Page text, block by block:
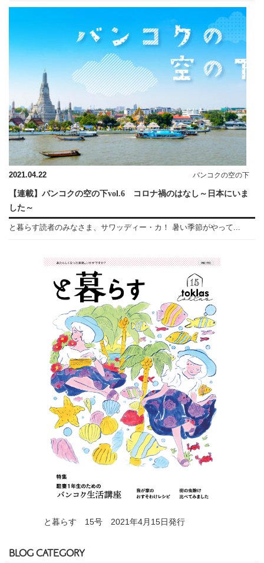
2021.04.22 バンコクの空の下
【連載】バンコクの空の下vol.6 コロナ禍のはなし～日本にいま
した～
と暮らす読者のみなさま、サワッディー・カ！ 暑い季節がやって...
と暮らす 15号 2021年4月15日発行
BLOG CATEGORY